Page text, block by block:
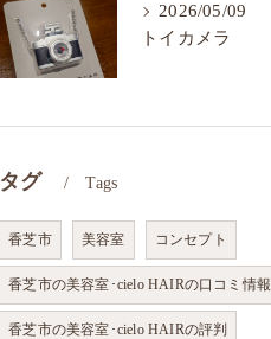
2026/05/09
トイカメラ
タグ Tags
香芝市 美容室 コンセプト
香芝市の美容室･cielo HAIRの口コミ情報
香芝市の美容室･cielo HAIRの評判